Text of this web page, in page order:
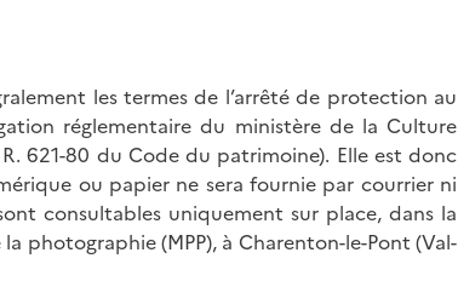
les termes de l’arrêté de protection au
réglementaire du ministère de la Culture
621-80 du Code du patrimoine). Elle est donc
ou papier ne sera fournie par courrier ni
consultables uniquement sur place, dans la
photographie (MPP), à Charenton-le-Pont (Val-